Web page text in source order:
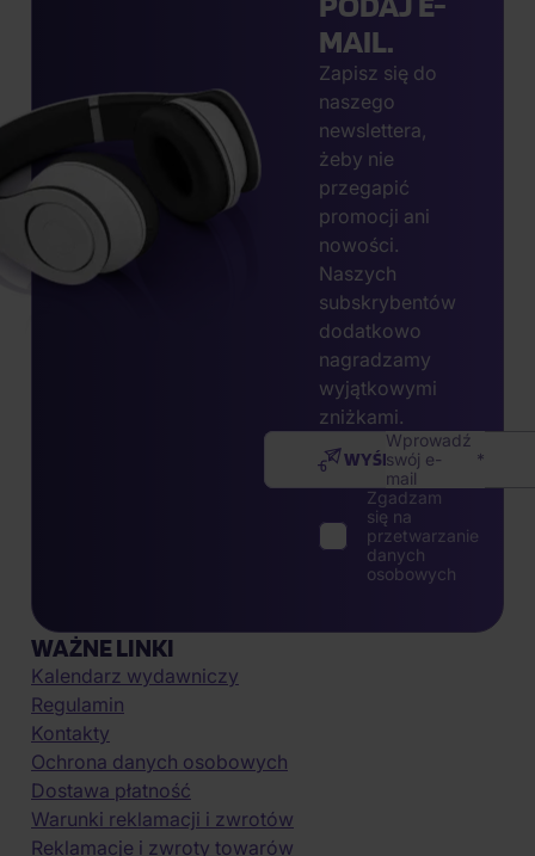
MAIL.
Zapisz się do
naszego
newslettera,
żeby nie
przegapić
promocji ani
nowości.
Naszych
subskrybentów
dodatkowo
nagradzamy
wyjątkowymi
zniżkami.
Wprowadź
swój e-
mail
WYŚLIJ
Zgadzam
się na
przetwarzanie
danych
osobowych
WAŻNE LINKI
Kalendarz wydawniczy
Regulamin
Kontakty
Ochrona danych osobowych
Dostawa płatność
Warunki reklamacji i zwrotów
Reklamacje i zwroty towarów